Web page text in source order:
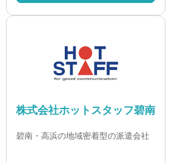
株式会社ホットスタッフ碧南
碧南・高浜の地域密着型の派遣会社